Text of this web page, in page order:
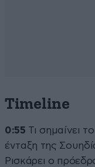
Timeline
0:55 Τι σημαίνει
ένταξη της
Ρισκάρει ο